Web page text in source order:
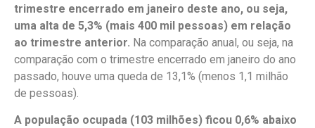
trimestre encerrado em janeiro deste ano, ou seja,
uma alta de 5,3% (mais 400 mil pessoas) em relação
ao trimestre anterior. Na comparação anual, ou seja, na
comparação com o trimestre encerrado em janeiro do ano
passado, houve uma queda de 13,1% (menos 1,1 milhão
de pessoas).
A população ocupada (103 milhões) ficou 0,6% abaixo